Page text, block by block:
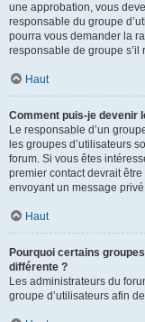
une approbation, vous
responsable du groupe
pourra vous demander la
responsable de groupe s’il
Haut
Comment puis-je devenir
Le responsable d’un
les groupes d’utilisateurs
forum. Si vous êtes
premier contact devrait
envoyant un message
Haut
Pourquoi certains
différente ?
Les administrateurs du
groupe d’utilisateurs afin